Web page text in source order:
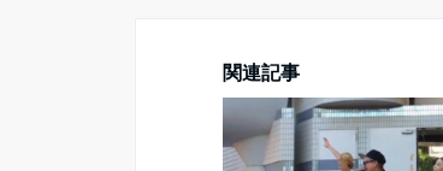
関連記事